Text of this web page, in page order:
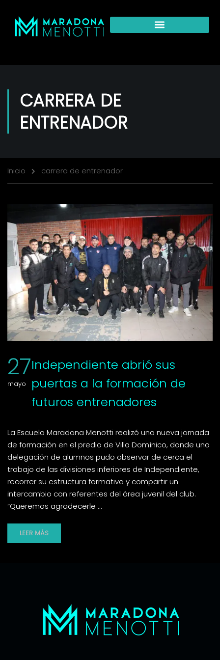
CARRERA DE
ENTRENADOR
Inicio carrera de entrenador
27
mayo
Independiente abrió sus
puertas a la formación de
futuros entrenadores
La Escuela Maradona Menotti realizó una nueva jornada
de formación en el predio de Villa Domínico, donde una
delegación de alumnos pudo observar de cerca el
trabajo de las divisiones inferiores de Independiente,
recorrer su estructura formativa y compartir un
intercambio con referentes del área juvenil del club.
“Queremos agradecerle …
LEER MÁS